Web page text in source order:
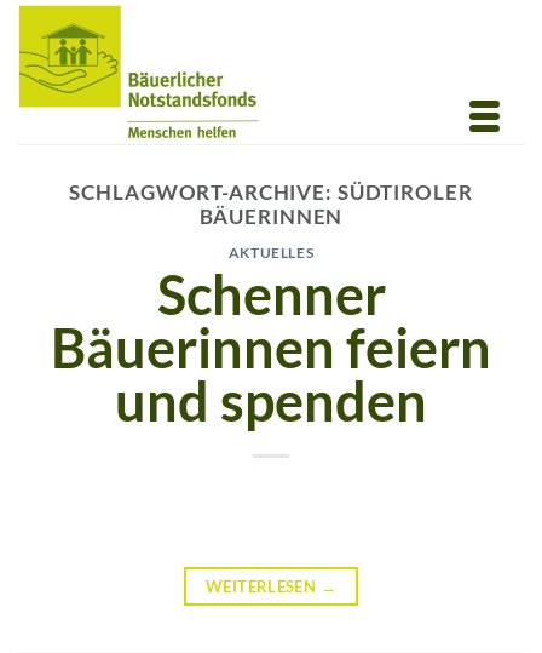
Inhalt
springen
SCHLAGWORT-ARCHIVE: SÜDTIROLER
BÄUERINNEN
AKTUELLES
Schenner
Bäuerinnen feiern
und spenden
WEITERLESEN →